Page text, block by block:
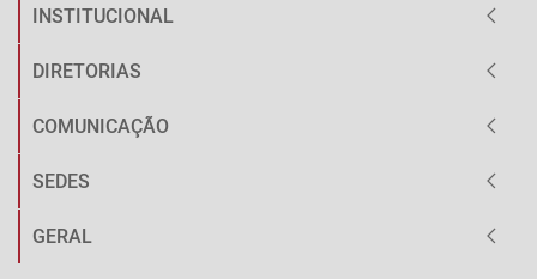
INSTITUCIONAL
DIRETORIAS
COMUNICAÇÃO
SEDES
GERAL